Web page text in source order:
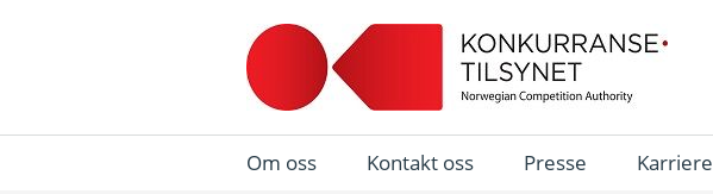
Om oss Kontakt oss Presse Karriere